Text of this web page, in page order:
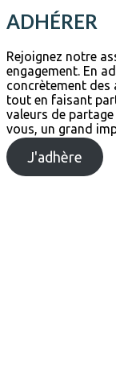
ADHÉRER
Rejoignez notre
engagement. En
concrètement des
tout en faisant
valeurs de
vous, un grand
J'adhère